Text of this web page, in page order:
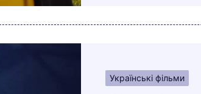
Українські фільми